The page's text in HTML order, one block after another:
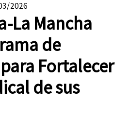
2026
La Mancha
de
Fortalecer
de sus